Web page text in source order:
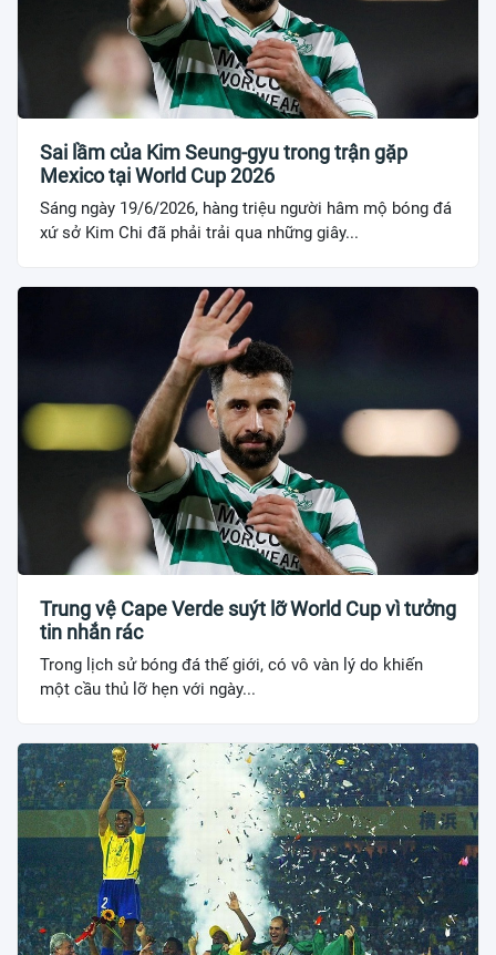
Sai lầm của Kim Seung-gyu trong trận gặp
Mexico tại World Cup 2026
Sáng ngày 19/6/2026, hàng triệu người hâm mộ bóng đá
xứ sở Kim Chi đã phải trải qua những giây...
Trung vệ Cape Verde suýt lỡ World Cup vì tưởng
tin nhắn rác
Trong lịch sử bóng đá thế giới, có vô vàn lý do khiến
một cầu thủ lỡ hẹn với ngày...